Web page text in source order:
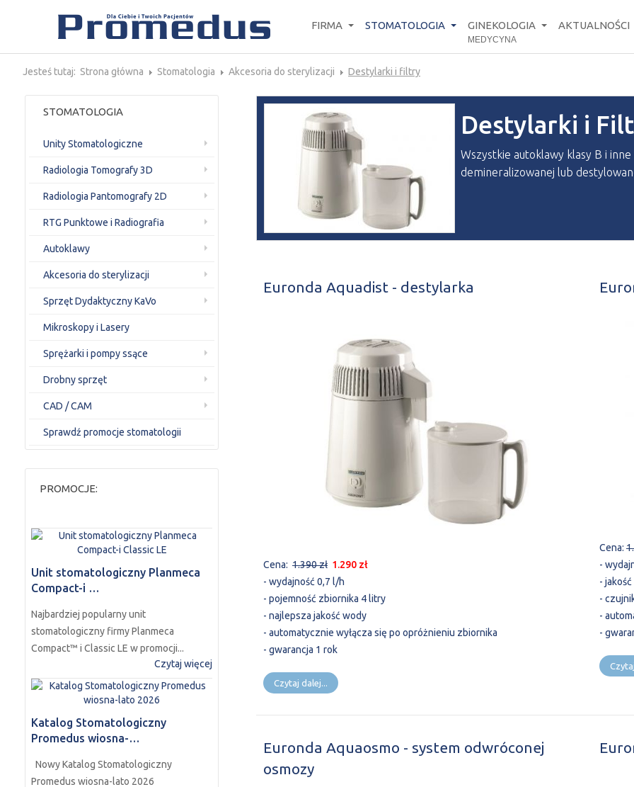
FIRMA STOMATOLOGIA GINEKOLOGIA
MEDYCYNA
AKTUALNOŚCI
Jesteś tutaj: Strona główna Stomatologia Akcesoria do sterylizacji Destylarki i filtry
Destylarki i
Wszystkie autoklawy klasy B i
demineralizowanej lub
Euronda Aquadist - destylarka
Cena: 1.390 zł 1.290 zł
- wydajność 0,7 l/h
- pojemność zbiornika 4 litry
- najlepsza jakość wody
- automatycznie wyłącza się po opróżnieniu zbiornika
- gwarancja 1 rok
Czytaj dalej...
Cena:
-
-
-
-
-
Euronda Aquaosmo - system odwróconej
osmozy
STOMATOLOGIA
Unity Stomatologiczne
Radiologia Tomografy 3D
Radiologia Pantomografy 2D
RTG Punktowe i Radiografia
Autoklawy
Akcesoria do sterylizacji
Sprzęt Dydaktyczny KaVo
Mikroskopy i Lasery
Sprężarki i pompy ssące
Drobny sprzęt
CAD / CAM
Sprawdź promocje stomatologii
PROMOCJE:
Unit stomatologiczny Planmeca
Compact-i …
Najbardziej popularny unit
stomatologiczny firmy Planmeca
Compact™ i Classic LE w promocji...
Czytaj więcej
Katalog Stomatologiczny
Promedus wiosna-…
Nowy Katalog Stomatologiczny
Promedus wiosna-lato 2026